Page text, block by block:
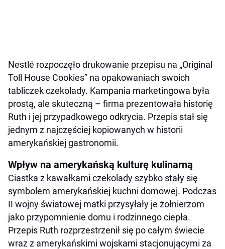
Nestlé rozpoczęło drukowanie przepisu na „Original
Toll House Cookies” na opakowaniach swoich
tabliczek czekolady. Kampania marketingowa była
prostą, ale skuteczną – firma prezentowała historię
Ruth i jej przypadkowego odkrycia. Przepis stał się
jednym z najczęściej kopiowanych w historii
amerykańskiej gastronomii.
Wpływ na amerykańską kulturę kulinarną
Ciastka z kawałkami czekolady szybko stały się
symbolem amerykańskiej kuchni domowej. Podczas
II wojny światowej matki przysyłały je żołnierzom
jako przypomnienie domu i rodzinnego ciepła.
Przepis Ruth rozprzestrzenił się po całym świecie
wraz z amerykańskimi wojskami stacjonującymi za